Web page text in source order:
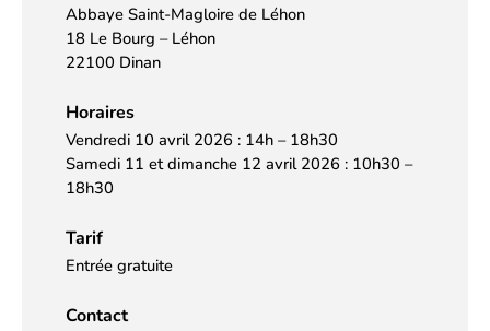
Abbaye Saint-Magloire de Léhon
18 Le Bourg – Léhon
22100 Dinan
Horaires
Vendredi 10 avril 2026 : 14h – 18h30
Samedi 11 et dimanche 12 avril 2026 : 10h30 –
18h30
Tarif
Entrée gratuite
Contact